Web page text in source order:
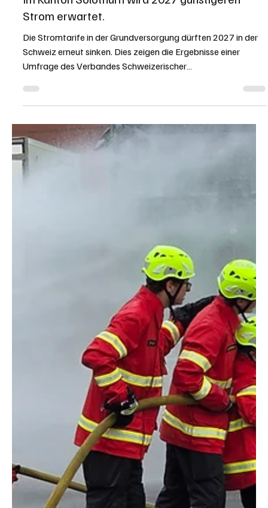
Redaktion soaktuell.ch
KANTON SOLOTHURN
Im Kanton Solothurn wird 2027 günstigeren
Strom erwartet.
Die Stromtarife in der Grundversorgung dürften 2027 in der
Schweiz erneut sinken. Dies zeigen die Ergebnisse einer
Umfrage des Verbandes Schweizerischer
Elektrizitätsunternehmen (VSE) bei 75
dürfte man vor allem im Kanton Solothurn gespannt sein auf